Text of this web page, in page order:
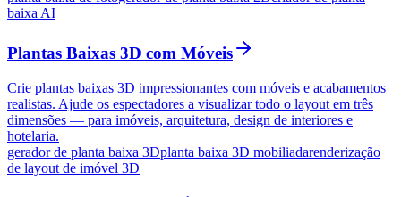
baixa AI
Plantas Baixas 3D com Móveis
Crie plantas baixas 3D impressionantes com móveis e acabamentos
realistas. Ajude os espectadores a visualizar todo o layout em três
dimensões — para imóveis, arquitetura, design de interiores e
hotelaria.
gerador de planta baixa 3Dplanta baixa 3D mobiliadarenderização
de layout de imóvel 3D